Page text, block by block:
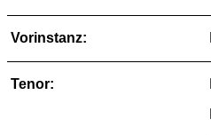
Vorinstanz:
Tenor: